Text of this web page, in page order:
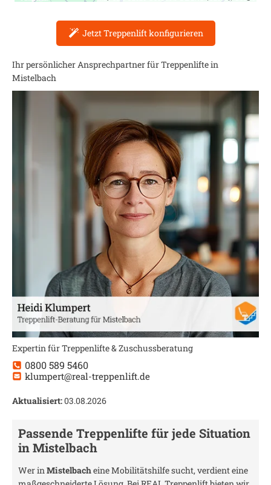
Jetzt Treppenlift konfigurieren
Ihr persönlicher Ansprechpartner für Treppenlifte in
Mistelbach
Expertin für Treppenlifte & Zuschussberatung
0800 589 5460
klumpert@real-treppenlift.de
Aktualisiert:03.08.2026
Passende Treppenlifte für jede Situation
inMistelbach
Wer inMistelbacheine Mobilitätshilfe sucht, verdient eine